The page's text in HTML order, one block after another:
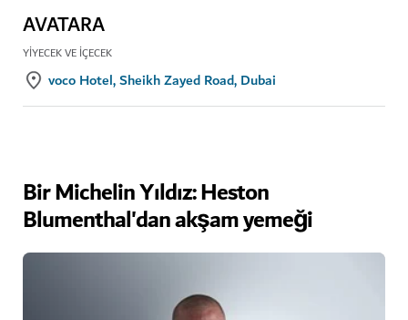
AVATARA
YIYECEK VE İÇECEK
voco Hotel, Sheikh Zayed Road, Dubai
Bir Michelin Yıldız: Heston
Blumenthal'dan akşam yemeği